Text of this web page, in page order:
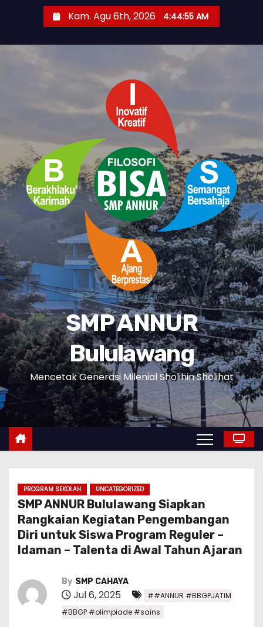
n
e
n
Kam. Agu 6th, 2026 4:44:56 AM
SMP ANNUR
Bululawang
Mencetak Generasi Milenial Sholihin Sholihat
PROGRAM SEKOLAH UNCATEGORIZED
SMP ANNUR Bululawang Siapkan
Rangkaian Kegiatan Pengembangan
Diri untuk Siswa Program Reguler –
Idaman – Talenta di Awal Tahun Ajaran
By SMP CAHAYA
Jul 6, 2025
##ANNUR #BBGPJATIM
#BBGP #olimpiade #sains